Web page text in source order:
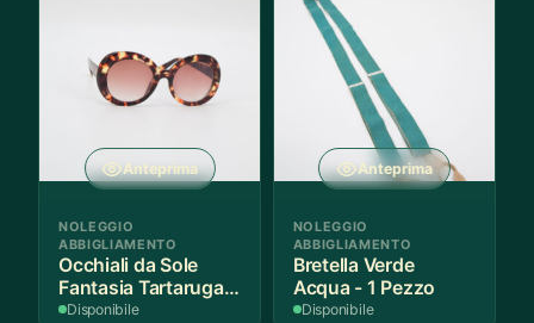
Anteprima
NOLEGGIO
ABBIGLIAMENTO
Occhiali da Sole
Fantasia Tartaruga -
1 Pezzo
Disponibile
Anteprima
NOLEGGIO
ABBIGLIAMENTO
Bretella Verde
Acqua - 1 Pezzo
Disponibile